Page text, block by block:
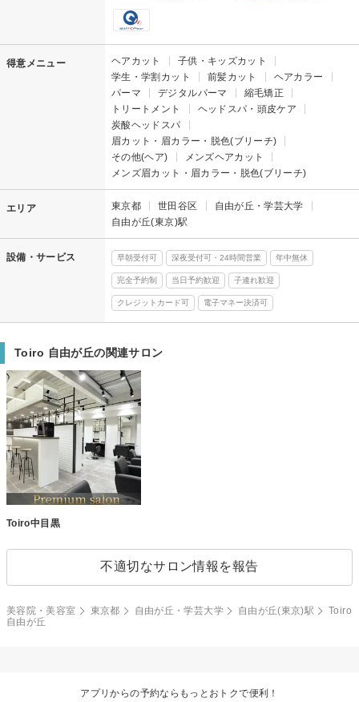
得意メニュー ヘアカット
子供・キッズカット
学生・学割カット
前髪カット
ヘアカラー
パーマ
デジタルパーマ
縮毛矯正
トリートメント
ヘッドスパ・頭皮ケア
炭酸ヘッドスパ
眉カット・眉カラー・脱色(ブリーチ)
その他(ヘア)
メンズヘアカット
メンズ眉カット・眉カラー・脱色(ブリーチ)
エリア 東京都 世田谷区
自由が丘・学芸大学
自由が丘(東京)駅
設備・サービス 早朝受付可 深夜受付可・24時間営業 年中無休
完全予約制 当日予約歓迎 子連れ歓迎
クレジットカード可 電子マネー決済可
Toiro 自由が丘の関連サロン
Toiro中目黒
不適切なサロン情報を報告
美容院・美容室 東京都 自由が丘・学芸大学 自由が丘(東京)駅
Toiro
自由が丘
アプリからの予約ならもっとおトクで便利！